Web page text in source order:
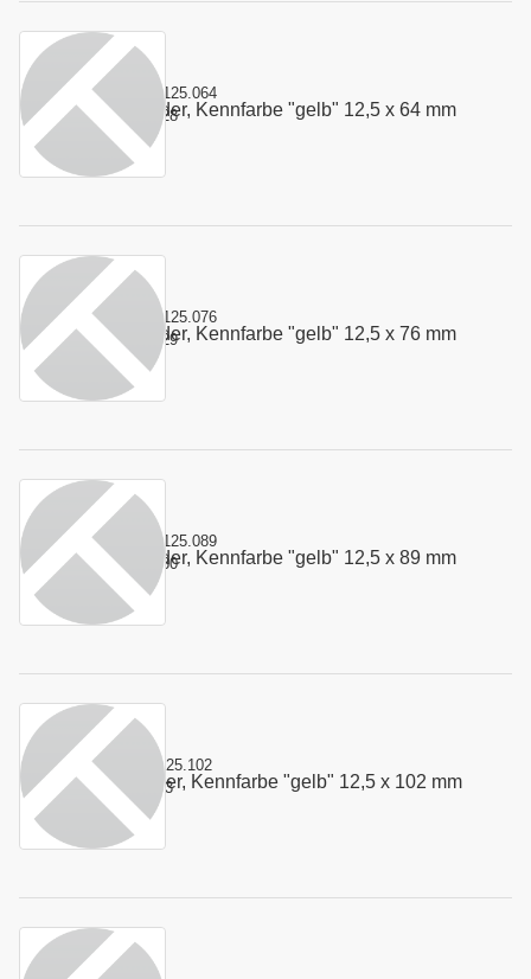
Stempelfeder, Kennfarbe "gelb" 12,5 x 64 mm
Kurzname:
4.125.064
Art.-Nr.:
100328
Stempelfeder, Kennfarbe "gelb" 12,5 x 76 mm
Kurzname:
4.125.076
Art.-Nr.:
100329
Stempelfeder, Kennfarbe "gelb" 12,5 x 89 mm
Kurzname:
4.125.089
Art.-Nr.:
100330
Stempelfeder, Kennfarbe "gelb" 12,5 x 102 mm
Kurzname:
4.125.102
Art.-Nr.:155633